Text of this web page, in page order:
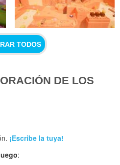
TODOS
DE LOS
¡Escribe la tuya!
: